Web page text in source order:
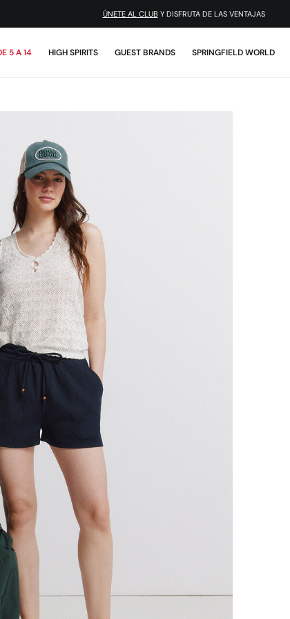
¡DESCARGA LA APP!
5 A 14 HIGH SPIRITS GUEST BRANDS SPRINGFIELD WORLD